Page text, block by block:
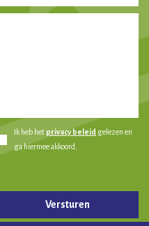
Ik heb het privacy beleid gelezen en
ga hiermee akkoord.